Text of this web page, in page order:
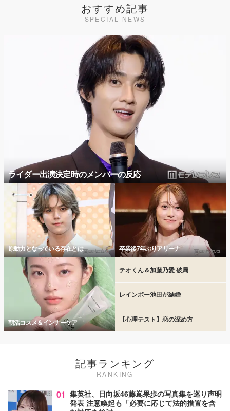
おすすめ記事
SPECIAL NEWS
ライダー出演決定時のメンバーの反応
原動力となっている存在とは 卒業後7年ぶりアリーナ
朝活コスメ＆インナーケア
テオくん＆加藤乃愛 破局
レインボー池田が結婚
【心理テスト】恋の深め方
記事ランキング
RANKING
01 集英社、日向坂46藤嶌果歩の写真集を巡り声明
発表 注意喚起も「必要に応じて法的措置を含